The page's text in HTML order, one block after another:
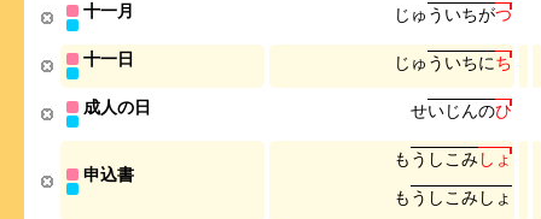
十一月 じ ゅ う いちがつ
十一日 じ ゅ う いちにち
成人の日 せいじ んのひ
申込書
も う し こ みし ょ
も う し こ みし ょ